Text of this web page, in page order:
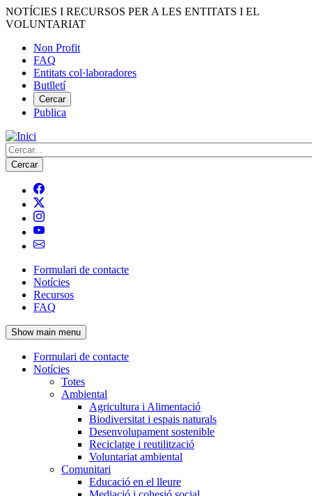
Vés
al
NOTÍCIES I RECURSOS PER A LES ENTITATS I EL
VOLUNTARIAT
Menú
del
compte
d'usuari
Non Profit
FAQ
Entitats col·laboradores
Butlletí
Cercar
Publica
Cerca
Navegació
principal
de
l'encapçalament
Formulari de contacte
Notícies
Recursos
FAQ
Show main menu
Navegació
principal
Formulari de contacte
Notícies
Totes
Ambiental
Agricultura i Alimentació
Biodiversitat i espais naturals
Desenvolupament sostenible
Reciclatge i reutilització
Voluntariat ambiental
Comunitari
Educació en el lleure